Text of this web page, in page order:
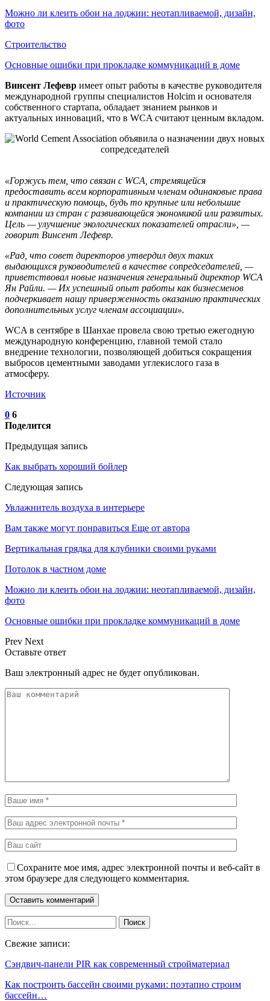
Можно ли клеить обои на лоджии: неотапливаемой, дизайн,
фото
Строительство
Основные ошибки при прокладке коммуникаций в доме
Винсент Лефевр имеет опыт работы в качестве руководителя
международной группы специалистов Holcim и основателя
собственного стартапа, обладает знанием рынков и
актуальных инноваций, что в WCA считают ценным вкладом.
«Горжусь тем, что связан с WCA, стремящейся
предоставить всем корпоративным членам одинаковые права
и практическую помощь, будь то крупные или небольшие
компании из стран с развивающейся экономикой или развитых.
Цель — улучшение экологических показателей отрасли», —
говорит Винсент Лефевр.
«Рад, что совет директоров утвердил двух таких
выдающихся руководителей в качестве сопредседателей, —
приветствовал новые назначения генеральный директор WCA
Ян Райли. — Их успешный опыт работы как бизнесменов
подчеркивает нашу приверженность оказанию практических
дополнительных услуг членам ассоциации».
WCA в сентябре в Шанхае провела свою третью ежегодную
международную конференцию, главной темой стало
внедрение технологии, позволяющей добиться сокращения
выбросов цементными заводами углекислого газа в
атмосферу.
Источник
0 6
Поделится
Предыдущая запись
Как выбрать хороший бойлер
Следующая запись
Увлажнитель воздуха в интерьере
Вам также могут понравиться Еще от автора
Вертикальная грядка для клубники своими руками
Потолок в частном доме
Можно ли клеить обои на лоджии: неотапливаемой, дизайн,
фото
Основные ошибки при прокладке коммуникаций в доме
Prev Next
Оставьте ответ
Ваш электронный адрес не будет опубликован.
Сохраните мое имя, адрес электронной почты и веб-сайт в
этом браузере для следующего комментария.
Свежие записи:
Сэндвич-панели PIR как современный стройматериал
Как построить бассейн своими руками: поэтапно строим
бассейн…